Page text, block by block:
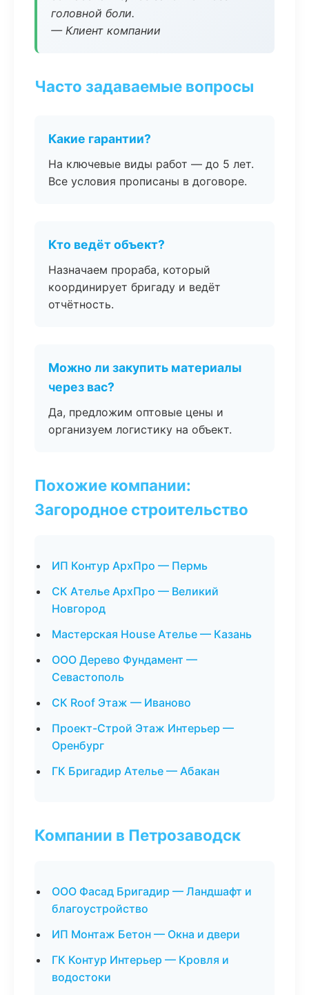
головной боли.
— Клиент компании
Часто задаваемые вопросы
Какие гарантии?
На ключевые виды работ — до 5 лет.
Все условия прописаны в договоре.
Кто ведёт объект?
Назначаем прораба, который
координирует бригаду и ведёт
отчётность.
Можно ли закупить материалы
через вас?
Да, предложим оптовые цены и
организуем логистику на объект.
Похожие компании:
Загородное строительство
ИП Контур АрхПро — Пермь
СК Ателье АрхПро — Великий
Новгород
Мастерская House Ателье — Казань
ООО Дерево Фундамент —
Севастополь
СК Roof Этаж — Иваново
Проект-Строй Этаж Интерьер —
Оренбург
ГК Бригадир Ателье — Абакан
Компании в Петрозаводск
ООО Фасад Бригадир — Ландшафт и
благоустройство
ИП Монтаж Бетон — Окна и двери
ГК Контур Интерьер — Кровля и
водостоки